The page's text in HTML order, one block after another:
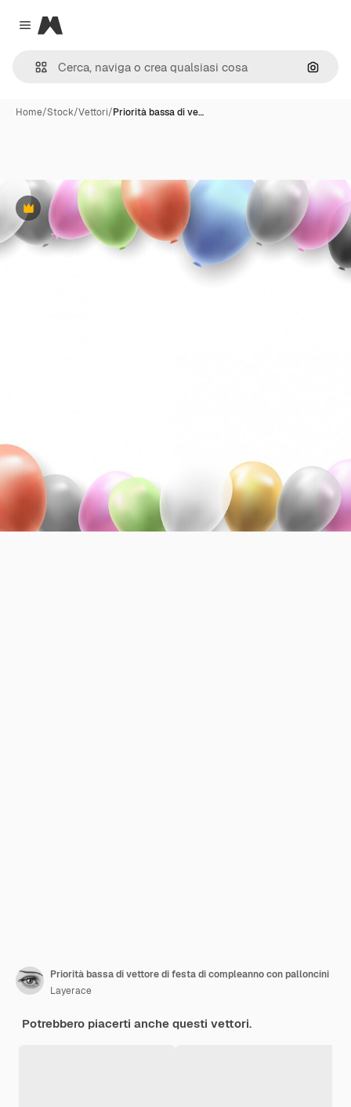
Close menu
Magnific
Cerca
Home/Stock/Vettori/Priorità bassa di ve…
Premium
Priorità bassa di vettore di festa di compleanno con palloncini
Layerace
Potrebbero piacerti anche questi vettori.